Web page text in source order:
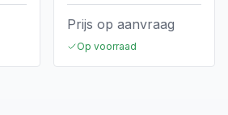
Prijs op aanvraag
Op voorraad